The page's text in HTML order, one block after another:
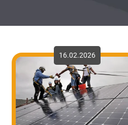
16.02.2026